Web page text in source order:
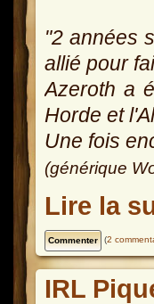
"2 années
allié pour
Azeroth a
Horde et
Une fois
(générique
Lire la
(2
IRL